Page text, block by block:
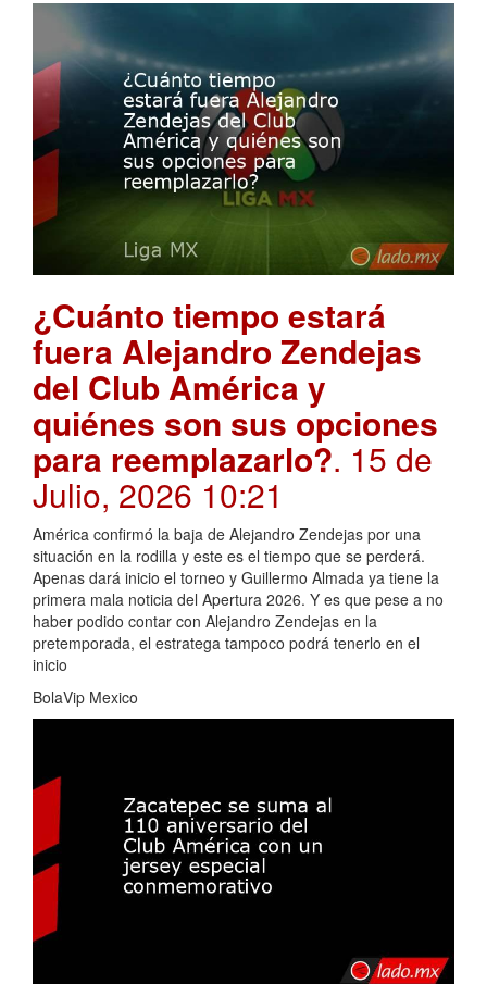
¿Cuánto tiempo estará
fuera Alejandro Zendejas
del Club América y
quiénes son sus opciones
para reemplazarlo?. 15 de
Julio, 2026 10:21
América confirmó la baja de Alejandro Zendejas por una
situación en la rodilla y este es el tiempo que se perderá.
Apenas dará inicio el torneo y Guillermo Almada ya tiene la
primera mala noticia del Apertura 2026. Y es que pese a no
haber podido contar con Alejandro Zendejas en la
pretemporada, el estratega tampoco podrá tenerlo en el
inicio
BolaVip Mexico